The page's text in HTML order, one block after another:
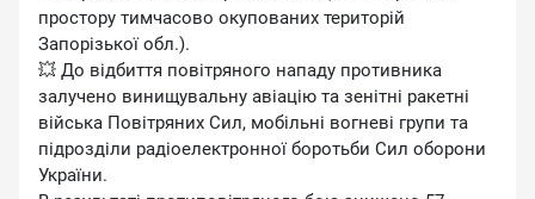
простору тимчасово окупованих територій
Запорізької обл.).
💥 До відбиття повітряного нападу противника
залучено винищувальну авіацію та зенітні ракетні
війська Повітряних Сил, мобільні вогневі групи та
підрозділи радіоелектронної боротьби Сил оборони
України.